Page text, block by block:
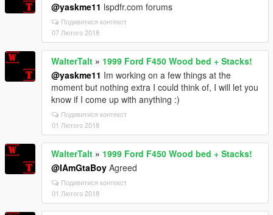
@yaskme11 lspdfr.com forums
Подивитися контекст
07 Лютого 2018
WalterTalt » 1999 Ford F450 Wood bed + Stacks!
@yaskme11 Im working on a few things at the
moment but nothing extra I could think of, I will let you
know if I come up with anything :)
Подивитися контекст
01 Лютого 2018
WalterTalt » 1999 Ford F450 Wood bed + Stacks!
@IAmGtaBoy Agreed
Подивитися контекст
01 Лютого 2018